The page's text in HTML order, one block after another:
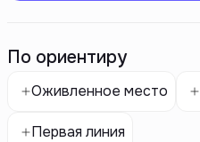
По ориентиру
Оживленное место
Первая линия